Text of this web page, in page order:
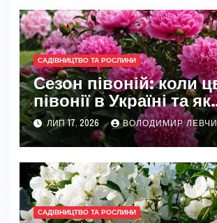
САДІВНИЦТВО ТА РОСЛИНИ
Сезон півоній: коли
півонії в Україні та як
розкрити їхню повну
ЛИП 17, 2026 ВОЛОДИМИР
САДІВНИЦТВО ТА РОСЛИНИ